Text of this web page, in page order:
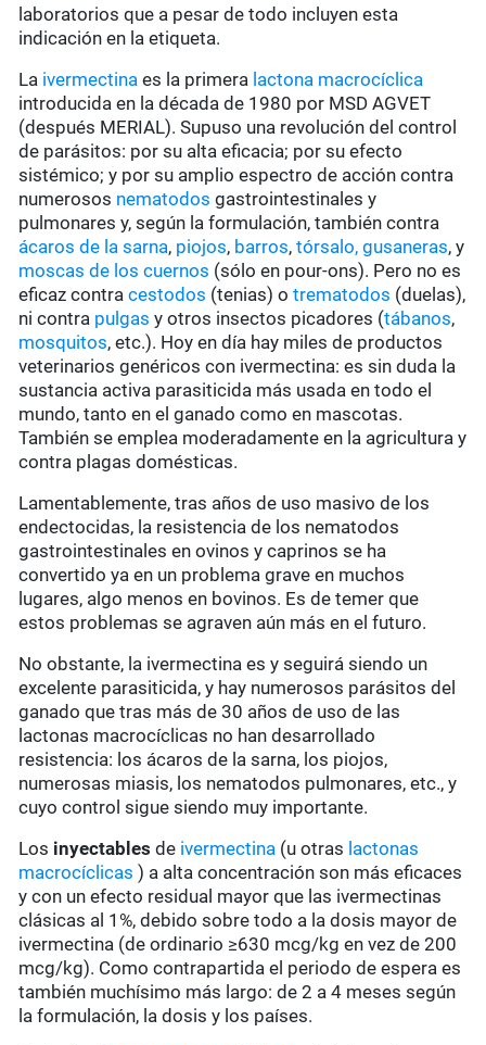
laboratorios que a pesar de todo incluyen esta
indicación en la etiqueta.
La ivermectina es la primera lactona macrocíclica
introducida en la década de 1980 por MSD AGVET
(después MERIAL). Supuso una revolución del control
de parásitos: por su alta eficacia; por su efecto
sistémico; y por su amplio espectro de acción contra
numerosos nematodos gastrointestinales y
pulmonares y, según la formulación, también contra
ácaros de la sarna, piojos, barros,tórsalo,gusaneras, y
moscas de los cuernos (sólo en pour-ons). Pero no es
eficaz contracestodos (tenias) otrematodos (duelas),
ni contra pulgas y otros insectos picadores (tábanos,
mosquitos, etc.). Hoy en día hay miles de productos
veterinarios genéricos con ivermectina: es sin duda la
sustancia activa parasiticida más usada en todo el
mundo, tanto en el ganado como en mascotas.
También se emplea moderadamente en la agricultura y
contra plagas domésticas.
Lamentablemente, tras años de uso masivo de los
endectocidas, la resistencia de los nematodos
gastrointestinales en ovinos y caprinos se ha
convertido ya en un problema grave en muchos
lugares, algo menos en bovinos. Es de temer que
estos problemas se agraven aún más en el futuro.
No obstante, la ivermectina es y seguirá siendo un
excelente parasiticida, y hay numerosos parásitos del
ganado que tras más de 30 años de uso de las
lactonas macrocíclicas no han desarrollado
resistencia: los ácaros de la sarna, los piojos,
numerosas miasis, los nematodos pulmonares, etc., y
cuyo control sigue siendo muy importante.
Los inyectables de ivermectina (u otras lactonas
macrocíclicas ) a alta concentración son más eficaces
y con un efecto residual mayor que las ivermectinas
clásicas al 1%, debido sobre todo a la dosis mayor de
ivermectina (de ordinario ≥630 mcg/kg en vez de 200
mcg/kg). Como contrapartida el periodo de espera es
también muchísimo más largo: de 2 a 4 meses según
la formulación, la dosis y los países.